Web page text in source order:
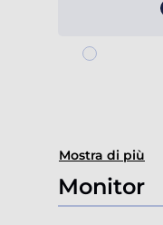
Mostra di più
Monitor